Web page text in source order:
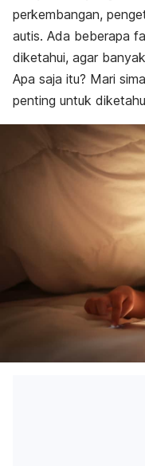
perkembangan,
autis. Ada beberapa
diketahui, agar
Apa saja itu? Mari
penting untuk